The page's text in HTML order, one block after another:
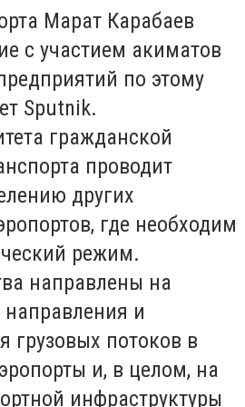
Марат Карабаев
с участием акиматов
по этому
Sputnik.
гражданской
проводит
других
где необходим
режим.
направлены на
и
грузовых потоков в
и, в целом, на
инфраструктуры